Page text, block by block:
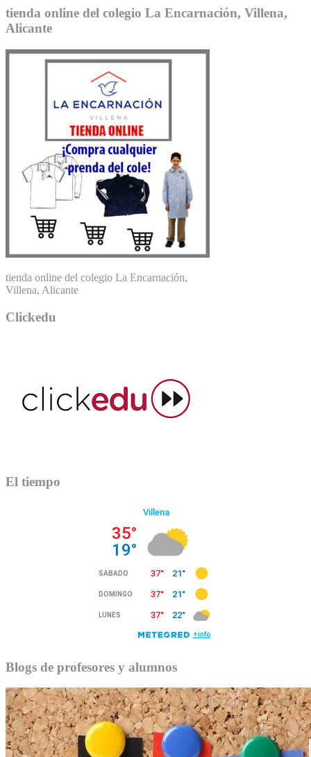
tienda online del colegio La Encarnación, Villena,
Alicante
tienda online del colegio La Encarnación,
Villena, Alicante
Clickedu
El tiempo
Blogs de profesores y alumnos